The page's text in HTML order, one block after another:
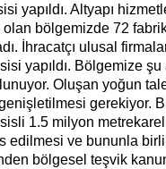
yapıldı. Altyapı
bölgemizde 72
İhracatçı ulusal
yapıldı. Bölgemize şu
Oluşan yoğun
gerekiyor.
1.5 milyon
edilmesi ve bununla
bölgesel teşvik